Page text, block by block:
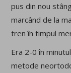
pus din nou
marcând de la
tren în timpul
Era 2-0 în
metode